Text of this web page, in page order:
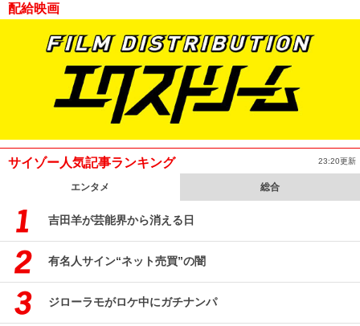
配給映画
サイゾー人気記事ランキング 23:20更新
エンタメ 総合
吉田羊が芸能界から消える日
有名人サイン“ネット売買”の闇
ジローラモがロケ中にガチナンパ